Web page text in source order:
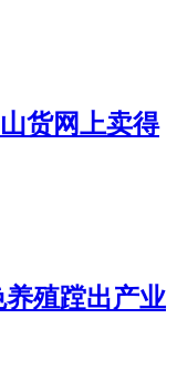
货网上卖得
殖蹚出产业